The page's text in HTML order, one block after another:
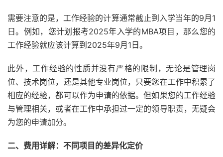
需要注意的是，工作经验的计算通常截止到入学当年的9月1
日。例如，您计划报考2025年入学的MBA项目，那么您的
工作经验就应该计算到2025年9月1日。
此外，工作经验的性质并没有严格的限制，无论是管理岗
位、技术岗位，还是其他专业岗位，只要您在工作中积累了
相应的经验，都可以作为申请的依据。但如果您的工作经验
与管理相关，或者在工作中承担过一定的领导职责，无疑会
为您的申请加分。
二、费用详解：不同项目的差异化定价